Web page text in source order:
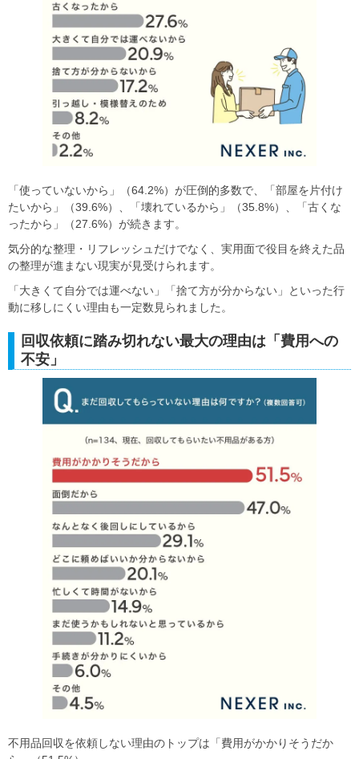
「使っていないから」（64.2%）が圧倒的多数で、「部屋を片付け
たいから」（39.6%）、「壊れているから」（35.8%）、「古くな
ったから」（27.6%）が続きます。
気分的な整理・リフレッシュだけでなく、実用面で役目を終えた品
の整理が進まない現実が見受けられます。
「大きくて自分では運べない」「捨て方が分からない」といった行
動に移しにくい理由も一定数見られました。
回収依頼に踏み切れない最大の理由は「費用への
不安」
不用品回収を依頼しない理由のトップは「費用がかかりそうだか